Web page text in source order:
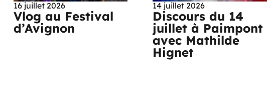
16 juillet 2026
Vlog au Festival
d’Avignon
14 juillet 2026
Discours du 14
juillet à Paimpont
avec Mathilde
Hignet